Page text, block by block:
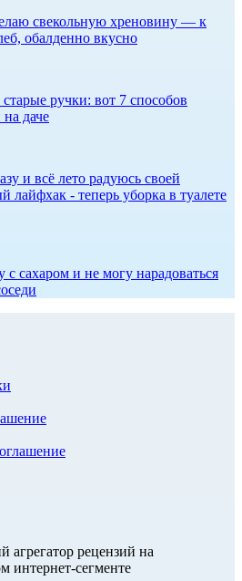
свекольную хреновину — к
обалденно вкусно
ручки: вот 7 способов
даче
и всё лето радуюсь своей
лайфхак - теперь уборка в туалете
сахаром и не могу нарадоваться
рецензий на
интернет-сегменте